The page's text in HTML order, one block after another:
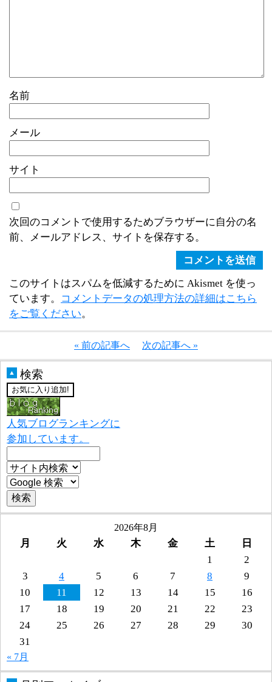
名前
メール
サイト
次回のコメントで使用するためブラウザーに自分の名
前、メールアドレス、サイトを保存する。
このサイトはスパムを低減するために Akismet を使っ
ています。
コメントデータの処理方法の詳細はこちら
をご覧ください。
« 前の記事へ 次の記事へ »
▲ 検索
人気ブログランキングに
参加しています。
2026年8月
月 火 水 木 金 土
日
1
2
3
4 5 6 7 8
9
10
11 12 13 14 15
16
17
18 19 20 21 22
23
24
25 26 27 28 29
30
31
« 7月